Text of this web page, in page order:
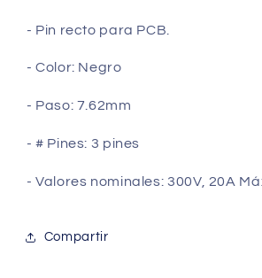
- Pin recto para PCB.
- Color: Negro
- Paso: 7.62mm
- # Pines: 3 pines
- Valores nominales: 300V, 20A
Compartir